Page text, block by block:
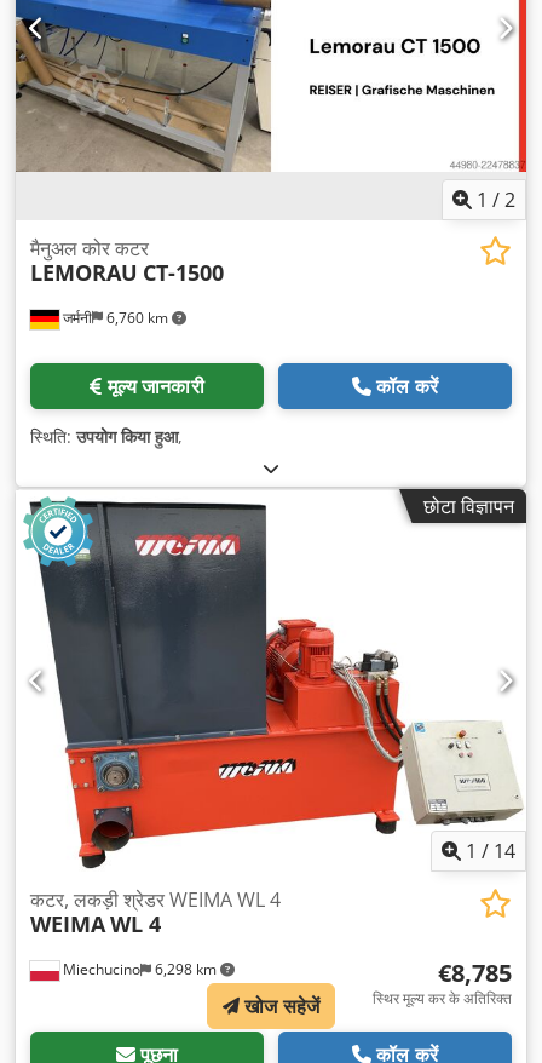
1 /2
जर्मनी 6,760 km
मैनुअल कोर कटर
LEMORAU CT-1500
मूल्य जानकारी कॉल करें
स्थिति:उपयोग किया हुआ,
छोटा विज्ञापन
1 / 14
Miechucino 6,298 km
कटर, लकड़ी श्रेडर WEIMA WL 4
WEIMAWL 4
€8,785
स्थिर मूल्य कर के अतिरिक्त
पूछना कॉल करें
खोज सहेजें